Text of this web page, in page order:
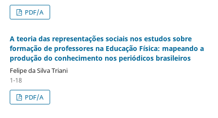
PDF/A
A teoria das representações sociais nos estudos sobre
formação de professores na Educação Física: mapeando a
produção do conhecimento nos periódicos brasileiros
Felipe da Silva Triani
1-18
PDF/A